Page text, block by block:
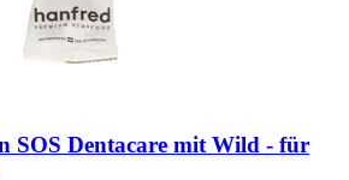
SOS Dentacare mit Wild -​ für